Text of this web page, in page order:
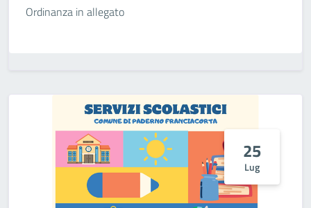
Ordinanza in allegato
25
Lug